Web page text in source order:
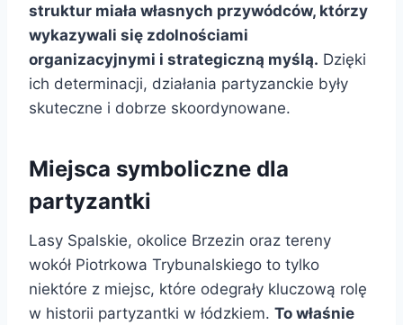
struktur miała własnych przywódców, którzy
wykazywali się zdolnościami
organizacyjnymi i strategiczną myślą. Dzięki
ich determinacji, działania partyzanckie były
skuteczne i dobrze skoordynowane.
Miejsca symboliczne dla
partyzantki
Lasy Spalskie, okolice Brzezin oraz tereny
wokół Piotrkowa Trybunalskiego to tylko
niektóre z miejsc, które odegrały kluczową rolę
w historii partyzantki w łódzkiem. To właśnie